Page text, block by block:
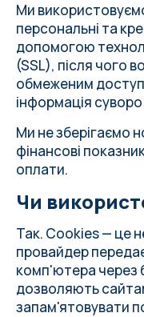
Ми
персональні та
допомогою
(SSL), після чого
обмеженим
інформація
Ми не зберігаємо
фінансові
оплати.
Чи
Так. Cookies — це
провайдер
комп'ютера через
дозволяють
запам'ятовувати